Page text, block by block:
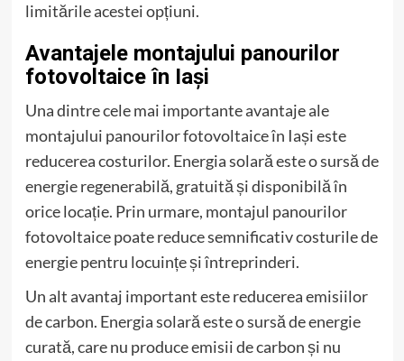
limitările acestei opțiuni.
Avantajele montajului panourilor
fotovoltaice în Iași
Una dintre cele mai importante avantaje ale
montajului panourilor fotovoltaice în Iași este
reducerea costurilor. Energia solară este o sursă de
energie regenerabilă, gratuită și disponibilă în
orice locație. Prin urmare, montajul panourilor
fotovoltaice poate reduce semnificativ costurile de
energie pentru locuințe și întreprinderi.
Un alt avantaj important este reducerea emisiilor
de carbon. Energia solară este o sursă de energie
curată, care nu produce emisii de carbon și nu